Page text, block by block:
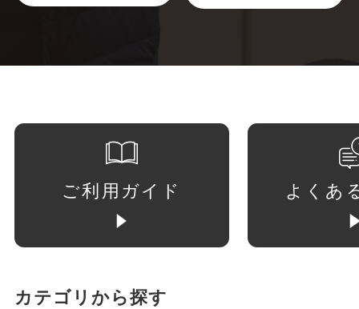
ご利用ガイド よくあ
カテゴリから探す